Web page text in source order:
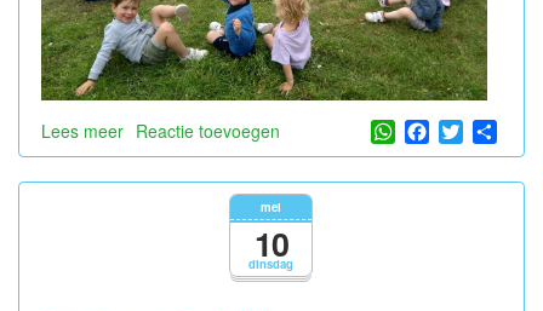
Lees meer over
Samen
ijsjes
Reactie toevoegen WhatsApp
Facebook
Twitter
dinsdag
mei
10